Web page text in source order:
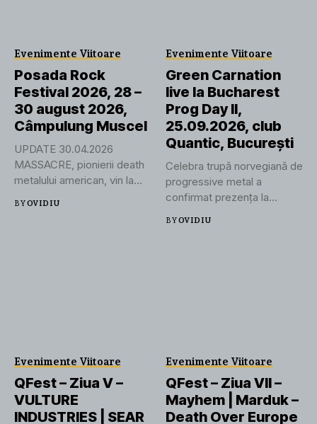
Evenimente Viitoare
Posada Rock
Festival 2026, 28 –
30 august 2026,
Câmpulung Muscel
UPDATE 30.04.2026
MASSACRE, pionierii death
metalului american, vin la
BYOVIDIU
Evenimente Viitoare
Green Carnation
live la Bucharest
Prog Day II,
25.09.2026, club
Quantic, București
Celebra trupă norvegiană de
progressive metal a
confirmat prezența la
BYOVIDIU
Evenimente Viitoare
QFest – Ziua V –
VULTURE
INDUSTRIES | SEAR
Evenimente Viitoare
QFest – Ziua VII –
Mayhem | Marduk –
Death Over Europe